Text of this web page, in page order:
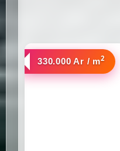
a vendre
330.000 Ar / m2